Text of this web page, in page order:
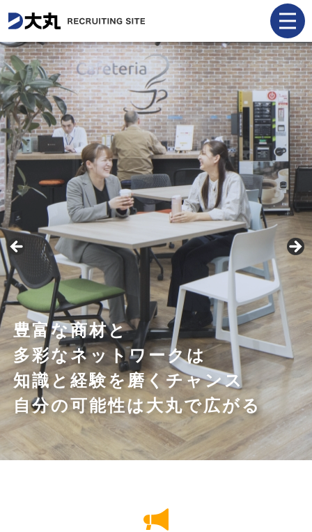
ENTRY
採用トップ
お知らせ
社長メッセージ
社員インタビュー
座談会
働いて良かった10選
大丸の1日
募集要項
豊富な商材と
多彩なネットワークは
知識と経験を磨くチャンス
自分の可能性は大丸で広がる